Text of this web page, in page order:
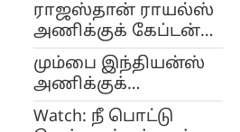
ராஜஸ்தான் ராயல்ஸ்
அணிக்குக் கேப்டன்
ஆகும் ரியான் பராக்…
சஞ்சு சாம்சனுக்கு
என்ன ஆச்சு?
மும்பை இந்தியன்ஸ்
அணிக்குக்
கேப்டனாகும்
சூர்யகுமார் யாதவ்..!
Watch: நீ பொட்டு